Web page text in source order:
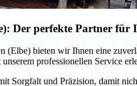
Der perfekte Partner für
(Elbe) bieten wir Ihnen eine
professionellen Service
Sorgfalt und Präzision, damit